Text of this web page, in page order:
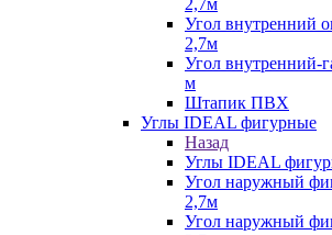
2,7м
Угол внутренний
2,7м
Угол внутренний-
м
Штапик ПВХ
Углы IDEAL фигурные
Назад
Углы IDEAL
Угол наружный
2,7м
Угол наружный